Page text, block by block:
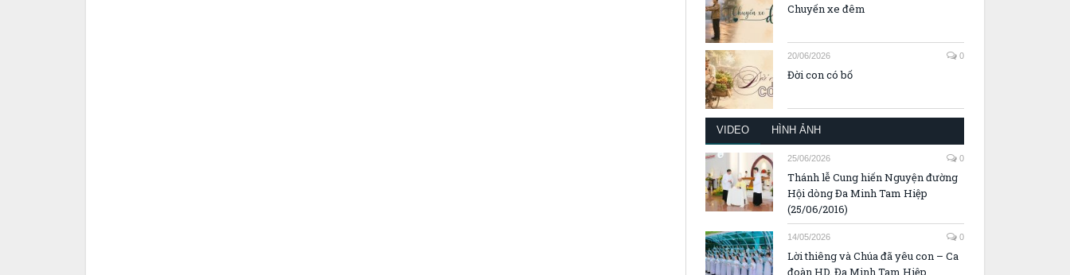
Chuyến xe đêm
20/06/2026 0
Đời con có bố
VIDEO HÌNH ẢNH
25/06/2026 0
Thánh lễ Cung hiến Nguyện đường
Hội dòng Đa Minh Tam Hiệp
(25/06/2016)
14/05/2026 0
Lời thiêng và Chúa đã yêu con – Ca
đoàn HD. Đa Minh Tam Hiệp